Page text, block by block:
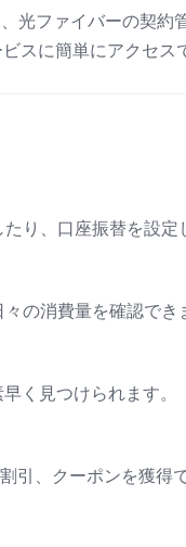
光ファイバーの契
スに簡単にアクセス
り、口座振替を設定
の消費量を確認でき
く見つけられます。
引、クーポンを獲得